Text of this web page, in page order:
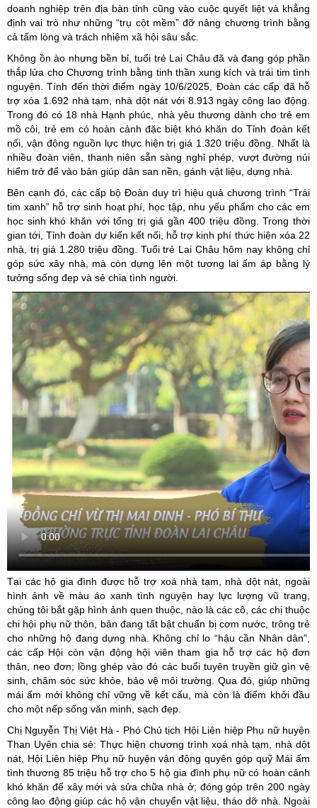
doanh nghiệp trên địa bàn tỉnh cũng vào cuộc quyết liệt và khẳng
định vai trò như những “trụ cột mềm” đỡ nâng chương trình bằng
cả tấm lòng và trách nhiệm xã hội sâu sắc.
Không ồn ào nhưng bền bỉ, tuổi trẻ Lai Châu đã và đang góp phần
thắp lửa cho Chương trình bằng tinh thần xung kích và trái tim tình
nguyện. Tính đến thời điểm ngày 10/6/2025, Đoàn các cấp đã hỗ
trợ xóa 1.692 nhà tạm, nhà dột nát với 8.913 ngày công lao động.
Trong đó có 18 nhà Hạnh phúc, nhà yêu thương dành cho trẻ em
mồ côi, trẻ em có hoàn cảnh đặc biệt khó khăn do Tỉnh đoàn kết
nối, vận động nguồn lực thực hiện trị giá 1.320 triệu đồng. Nhất là
nhiều đoàn viên, thanh niên sẵn sàng nghỉ phép, vượt đường núi
hiểm trở để vào bản giúp dân san nền, gánh vật liệu, dựng nhà.
Bên cạnh đó, các cấp bộ Đoàn duy trì hiệu quả chương trình “Trái
tim xanh” hỗ trợ sinh hoạt phí, học tập, nhu yếu phẩm cho các em
học sinh khó khăn với tổng trị giá gần 400 triệu đồng. Trong thời
gian tới, Tỉnh đoàn dự kiến kết nối, hỗ trợ kinh phí thức hiện xóa 22
nhà, trị giá 1.280 triệu đồng. Tuổi trẻ Lai Châu hôm nay không chỉ
góp sức xây nhà, mà còn dựng lên một tương lai ấm áp bằng lý
tưởng sống đẹp và sẻ chia tình người.
Tại các hộ gia đình được hỗ trợ xoá nhà tạm, nhà dột nát, ngoài
hình ảnh về màu áo xanh tình nguyện hay lực lượng vũ trang,
chúng tôi bắt gặp hình ảnh quen thuộc, nào là các cô, các chị thuộc
chi hội phụ nữ thôn, bản đang tất bật chuẩn bị cơm nước, trông trẻ
cho những hộ đang dựng nhà. Không chỉ lo “hậu cần Nhân dân”,
các cấp Hội còn vận động hội viên tham gia hỗ trợ các hộ đơn
thân, neo đơn; lồng ghép vào đó các buổi tuyên truyền giữ gìn vệ
sinh, chăm sóc sức khỏe, bảo vệ môi trường. Qua đó, giúp những
mái ấm mới không chỉ vững về kết cấu, mà còn là điểm khởi đầu
cho một nếp sống văn minh, sạch đẹp.
Chị Nguyễn Thị Việt Hà - Phó Chủ tịch Hội Liên hiệp Phụ nữ huyện
Than Uyên chia sẻ: Thực hiện chương trình xoá nhà tạm, nhà dột
nát, Hội Liên hiệp Phụ nữ huyện vận động quyên góp quỹ Mái ấm
tình thương 85 triệu hỗ trợ cho 5 hộ gia đình phụ nữ có hoàn cảnh
khó khăn để xây mới và sửa chữa nhà ở; đóng góp trên 200 ngày
công lao động giúp các hộ vận chuyển vật liệu, tháo dỡ nhà. Ngoài